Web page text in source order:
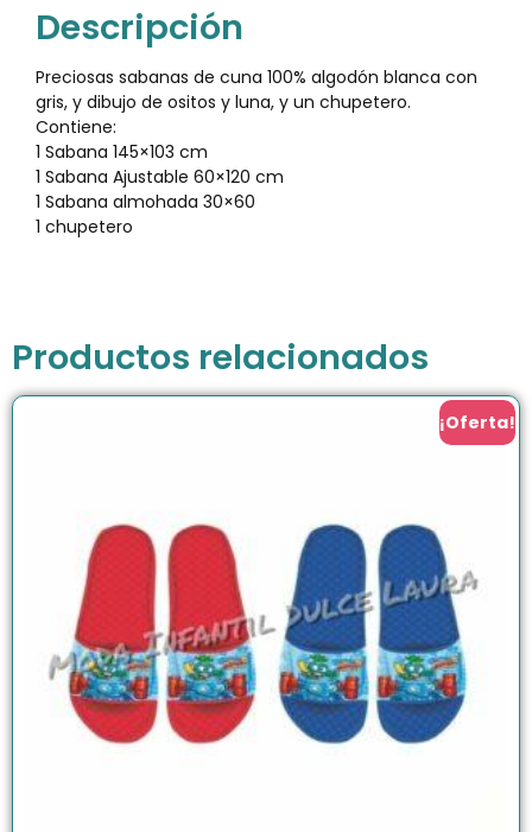
Descripción
Preciosas sabanas de cuna 100% algodón blanca con
gris, y dibujo de ositos y luna, y un chupetero.
Contiene:
1 Sabana 145×103 cm
1 Sabana Ajustable 60×120 cm
1 Sabana almohada 30×60
1 chupetero
Productos relacionados
¡Oferta!